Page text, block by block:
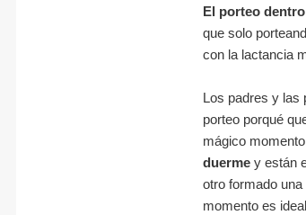
El porteo
que solo
con la lactancia
Los padres y las
porteo porqué
mágico
duermey están
otro formado
momento es